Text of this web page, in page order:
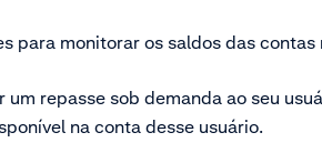
para monitorar os saldos das
um repasse sob demanda ao seu
na conta desse usuário.